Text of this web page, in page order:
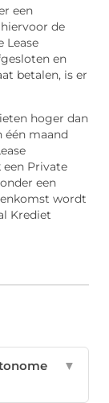
een
de
Lease
en
betalen, is er
hoger dan
één maand
Private
een
wordt
Krediet
▼